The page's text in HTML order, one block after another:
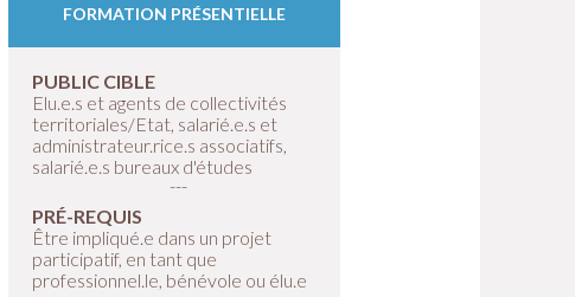
FORMATION PRÉSENTIELLE
PUBLIC CIBLE
Elu.e.s et agents de collectivités
territoriales/Etat, salarié.e.s et
administrateur.rice.s associatifs,
salarié.e.s bureaux d'études
PRÉ-REQUIS
Être impliqué.e dans un projet
participatif, en tant que
professionnel.le, bénévole ou élu.e